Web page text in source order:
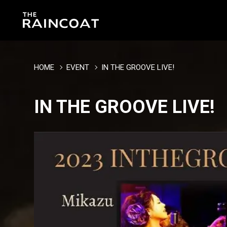
HOME EVENT IN THE GROOVE LIVE!
IN THE GROOVE LIVE!